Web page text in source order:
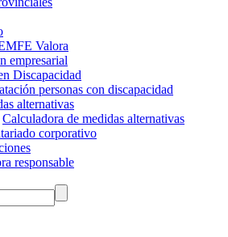
Valora
empresarial
Discapacidad
personas con discapacidad
alternativas
Calculadora de medidas alternativas
corporativo
responsable